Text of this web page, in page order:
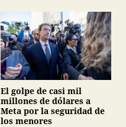
El golpe de casi mil
millones de dólares a
Meta por la seguridad de
los menores